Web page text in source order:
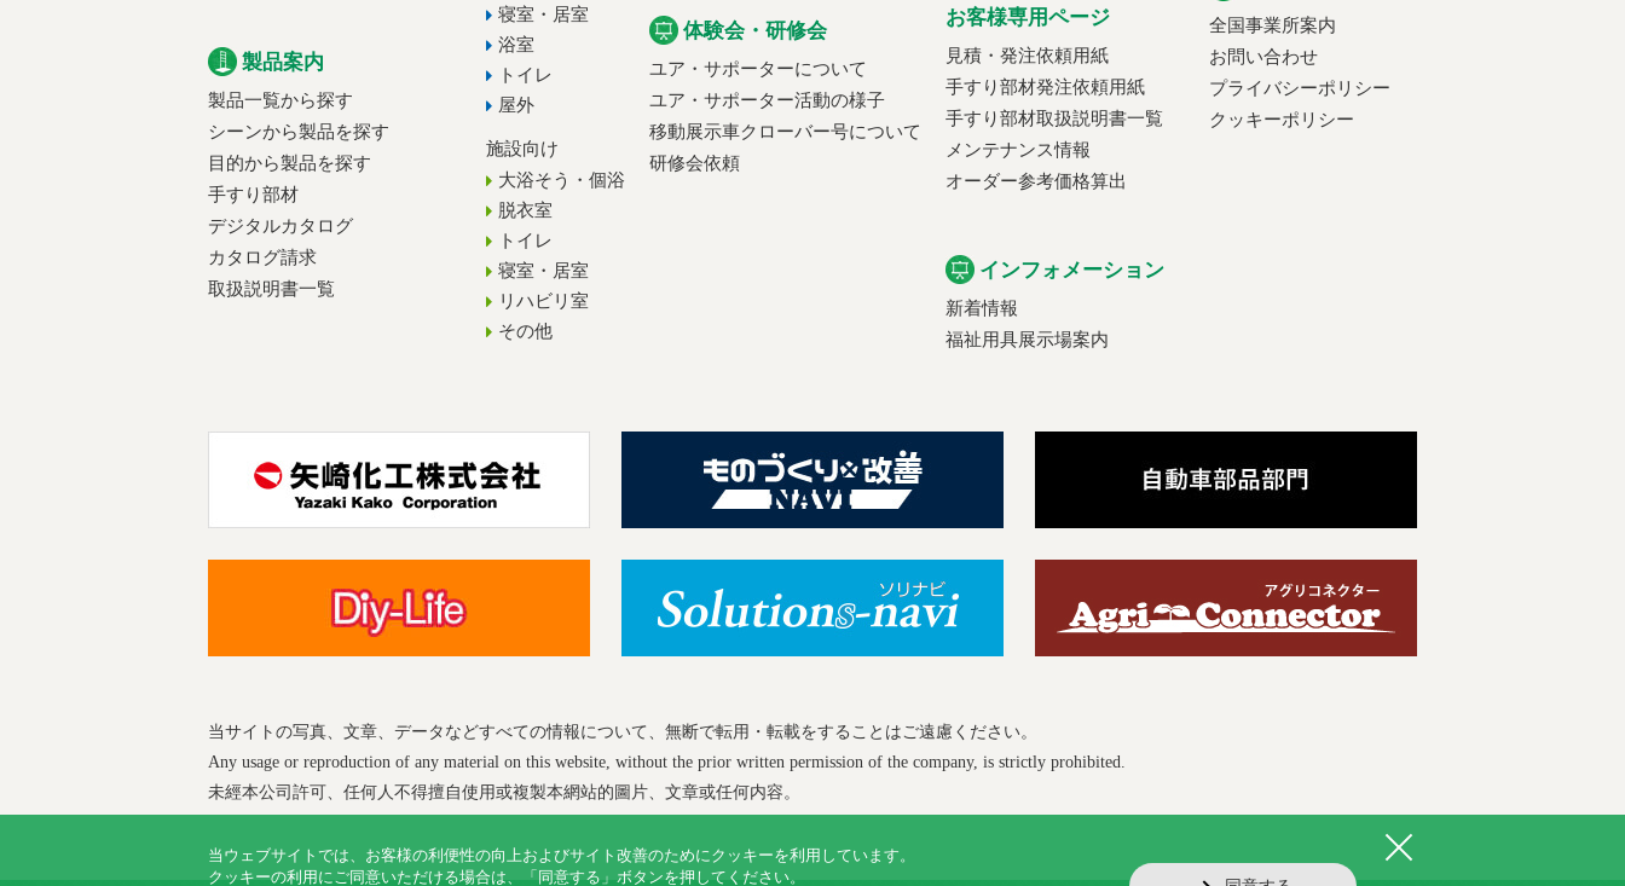
製品案内
製品一覧から探す
シーンから製品を探す
目的から製品を探す
手すり部材
デジタルカタログ
カタログ請求
取扱説明書一覧
寝室・居室
浴室
トイレ
屋外
施設向け
大浴そう・個浴
脱衣室
トイレ
寝室・居室
リハビリ室
その他
体験会・研修会
ユア・サポーターについて
ユア・サポーター活動の様子
移動展示車クローバー号について
研修会依頼
お客様専用ページ
見積・発注依頼用紙
手すり部材発注依頼用紙
手すり部材取扱説明書一覧
メンテナンス情報
オーダー参考価格算出
インフォメーション
新着情報
福祉用具展示場案内
全国事業所案内
お問い合わせ
プライバシーポリシー
クッキーポリシー
当サイトの写真、文章、データなどすべての情報について、無断で転用・転載をすることはご遠慮ください。
Any usage or reproduction of any material on this website, without the prior written permission of the company, is strictly prohibited.
未經本公司許可、任何人不得擅自使用或複製本網站的圖片、文章或任何内容。
当ウェブサイトでは、お客様の利便性の向上およびサイト改善のためにクッキーを利用しています。
クッキーの利用にご同意いただける場合は、「同意する」ボタンを押してください。